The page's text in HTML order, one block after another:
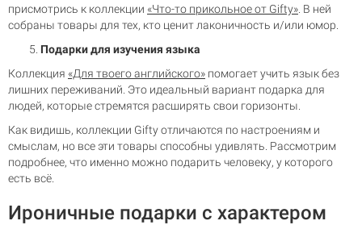
присмотрись к коллекции «Что-то прикольное от Gifty» . В ней
собраны товары для тех, кто ценит лаконичность и/или юмор.
Подарки для изучения языка
Коллекция «Для твоего английского» помогает учить язык без
лишних переживаний. Это идеальный вариант подарка для
людей, которые стремятся расширять свои горизонты.
Как видишь, коллекции Gifty отличаются по настроениям и
смыслам, но все эти товары способны удивлять. Рассмотрим
подробнее, что именно можно подарить человеку, у которого
есть всё.
Ироничные подарки с характером